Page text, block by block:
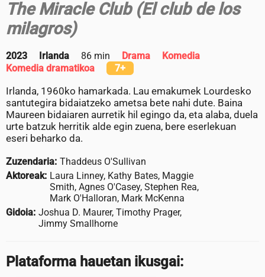
The Miracle Club (El club de los
milagros)
2023 Irlanda 86 min Drama
Komedia
Komedia dramatikoa
7+
Irlanda, 1960ko hamarkada. Lau emakumek Lourdesko
santutegira bidaiatzeko ametsa bete nahi dute. Baina
Maureen bidaiaren aurretik hil egingo da, eta alaba, duela
urte batzuk herritik alde egin zuena, bere eserlekuan
eseri beharko da.
Zuzendaria: Thaddeus O'Sullivan
Aktoreak: Laura Linney, Kathy Bates, Maggie
Smith, Agnes O'Casey, Stephen Rea,
Mark O'Halloran, Mark McKenna
Gidoia: Joshua D. Maurer, Timothy Prager,
Jimmy Smallhorne
Plataforma hauetan ikusgai: